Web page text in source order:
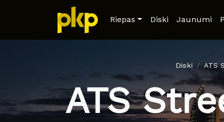
Riepas Diski Jaunumi
Diski ATS
ATS